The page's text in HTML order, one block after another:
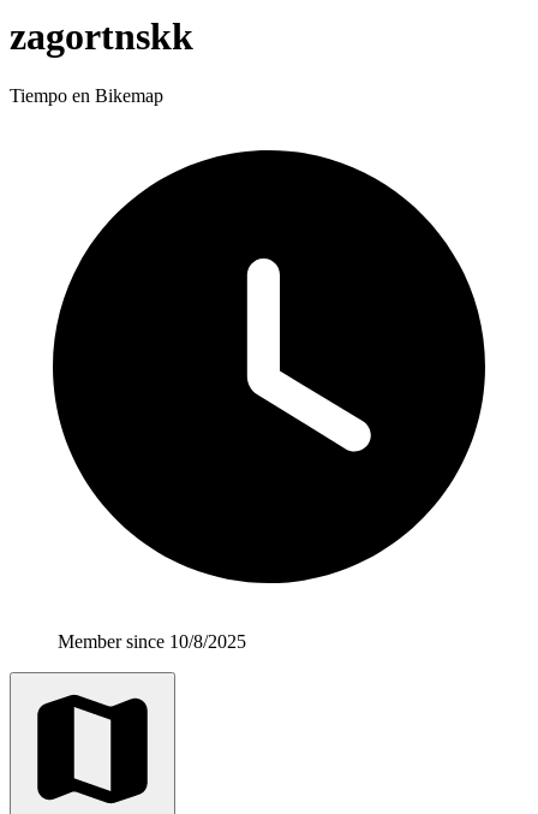
zagortnskk
Tiempo en Bikemap
Member since 10/8/2025